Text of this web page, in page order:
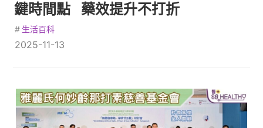
鍵時間點 藥效提升不打折
# 生活百科
2025-11-13